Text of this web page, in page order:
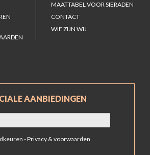
MAATTABEL VOOR SIERADEN
CONTACT
WIE ZIJN WIJ
AANBIEDINGEN
-Privacy & voorwaarden